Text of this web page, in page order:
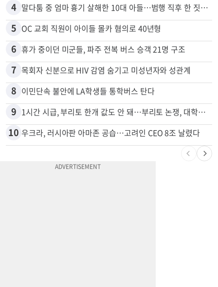
4 말다툼 중 엄마 흉기 살해한 10대 아들…범행 직후 한 짓 충격
5 OC 교회 직원이 아이들 몰카 혐의로 40년형
6 휴가 중이던 미군들, 파주 전복 버스 승객 21명 구조
7 목회자 신분으로 HIV 감염 숨기고 미성년자와 성관계
8 이민단속 불안에 LA학생들 통학버스 탄다
9 1시간 시급, 부리토 한개 값도 안 돼…부리토 논쟁, 대학생들 하소연
10 우크라, 러시아판 아마존 공습…고려인 CEO 8조 날렸다